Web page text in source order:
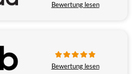
Bewertung lesen
Bewertung lesen